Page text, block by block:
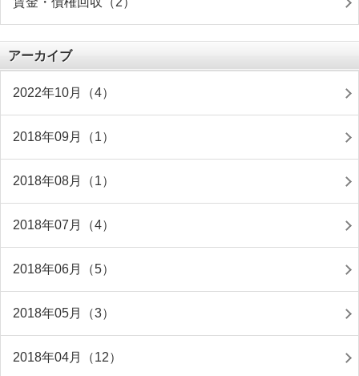
アーカイブ
2022年10月（4）
2018年09月（1）
2018年08月（1）
2018年07月（4）
2018年06月（5）
2018年05月（3）
2018年04月（12）